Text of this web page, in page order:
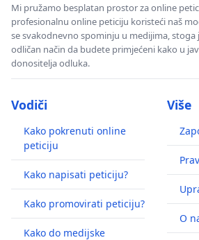
Mi pružamo besplatan prostor za online
profesionalnu online peticiju koristeći naš
se svakodnevno spominju u medijima, stoga
odličan način da budete primjećeni kako u
donositelja odluka.
Vodiči
Kako pokrenuti online
peticiju
Kako napisati peticiju?
Kako promovirati peticiju?
Kako do medijske
Više
O